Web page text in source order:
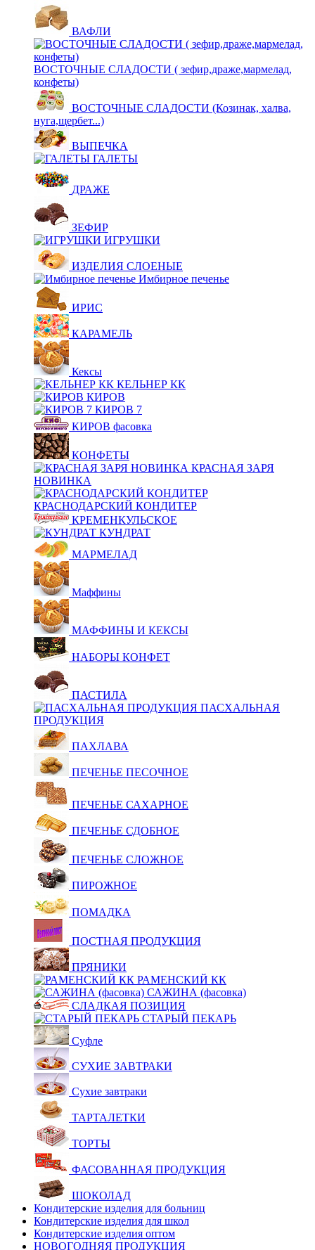
ВАФЛИ
ВОСТОЧНЫЕ СЛАДОСТИ ( зефир,драже,мармелад,
конфеты)
ВОСТОЧНЫЕ СЛАДОСТИ (Козинак, халва,
нуга,щербет...)
ВЫПЕЧКА
ГАЛЕТЫ
ДРАЖЕ
ЗЕФИР
ИГРУШКИ
ИЗДЕЛИЯ СЛОЕНЫЕ
Имбирное печенье
ИРИС
КАРАМЕЛЬ
Кексы
КЕЛЬНЕР КК
КИРОВ
КИРОВ 7
КИРОВ фасовка
КОНФЕТЫ
КРАСНАЯ ЗАРЯ
НОВИНКА
КРАСНОДАРСКИЙ КОНДИТЕР
КРЕМЕНКУЛЬСКОЕ
КУНДРАТ
МАРМЕЛАД
Маффины
МАФФИНЫ И КЕКСЫ
НАБОРЫ КОНФЕТ
ПАСТИЛА
ПАСХАЛЬНАЯ
ПРОДУКЦИЯ
ПАХЛАВА
ПЕЧЕНЬЕ ПЕСОЧНОЕ
ПЕЧЕНЬЕ САХАРНОЕ
ПЕЧЕНЬЕ СДОБНОЕ
ПЕЧЕНЬЕ СЛОЖНОЕ
ПИРОЖНОЕ
ПОМАДКА
ПОСТНАЯ ПРОДУКЦИЯ
ПРЯНИКИ
РАМЕНСКИЙ КК
САЖИНА (фасовка)
СЛАДКАЯ ПОЗИЦИЯ
СТАРЫЙ ПЕКАРЬ
Суфле
СУХИЕ ЗАВТРАКИ
Сухие завтраки
ТАРТАЛЕТКИ
ТОРТЫ
ФАСОВАННАЯ ПРОДУКЦИЯ
ШОКОЛАД
Кондитерские изделия для больниц
Кондитерские изделия для школ
Кондитерские изделия оптом
НОВОГОДНЯЯ ПРОДУКЦИЯ